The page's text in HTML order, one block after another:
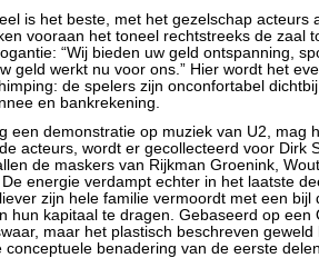
is het beste, met het gezelschap acteurs
vooraan het toneel rechtstreeks de zaal
“Wij bieden uw geld ontspanning,
geld werkt nu voor ons.” Hier wordt het
de spelers zijn onconfortabel
en bankrekening.
een demonstratie op muziek van U2, mag
acteurs, wordt er gecollecteerd voor Dirk
de maskers van Rijkman Groenink,
energie verdampt echter in het laatste
zijn hele familie vermoordt met een bijl
hun kapitaal te dragen. Gebaseerd op een
maar het plastisch beschreven geweld
conceptuele benadering van de eerste